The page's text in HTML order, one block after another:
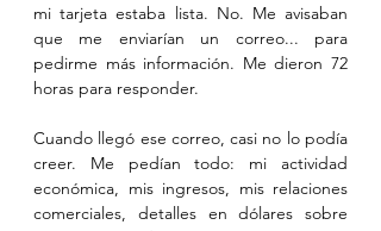
mi tarjeta estaba lista. No. Me avisaban
que me enviarían un correo... para
pedirme más información. Me dieron 72
horas para responder.
Cuando llegó ese correo, casi no lo podía
creer. Me pedían todo: mi actividad
económica, mis ingresos, mis relaciones
comerciales, detalles en dólares sobre